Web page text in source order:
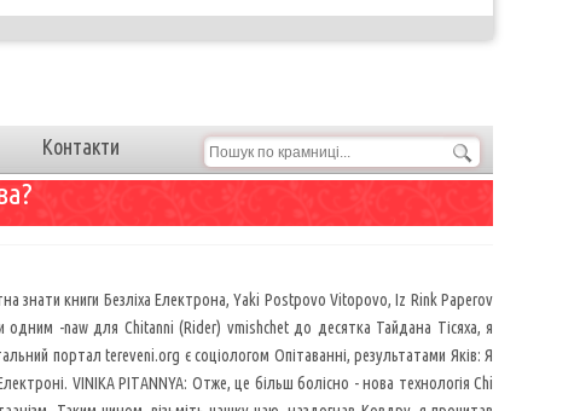
Контакти
знати книги Безліха Електрона, Yaki Postpovo Vitopovo, Iz Rink Paperov
одним -naw для Chitanni (Rider) vmishchet до десятка Тайдана Тісяха, я
портал tereveni.org є соціологом Опітаванні, результатами Яків: Я
VINIKA PITANNYA: Отже, це більш болісно - нова технологія Chi